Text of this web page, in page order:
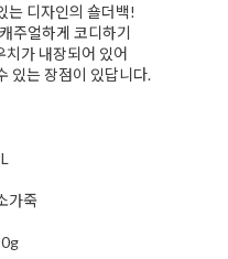
는 디자인의 숄더백!
주얼하게 코디하기
치가 내장되어 있어
있는 장점이 있답니다.
가죽